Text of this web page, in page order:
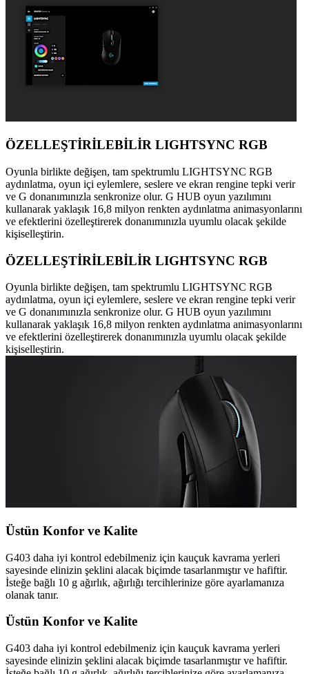
ÖZELLEŞTİRİLEBİLİR LIGHTSYNC RGB
Oyunla birlikte değişen, tam spektrumlu LIGHTSYNC RGB
aydınlatma, oyun içi eylemlere, seslere ve ekran rengine tepki verir
ve G donanımınızla senkronize olur. G HUB oyun yazılımını
kullanarak yaklaşık 16,8 milyon renkten aydınlatma animasyonlarını
ve efektlerini özelleştirerek donanımınızla uyumlu olacak şekilde
kişiselleştirin.
ÖZELLEŞTİRİLEBİLİR LIGHTSYNC RGB
Oyunla birlikte değişen, tam spektrumlu LIGHTSYNC RGB
aydınlatma, oyun içi eylemlere, seslere ve ekran rengine tepki verir
ve G donanımınızla senkronize olur. G HUB oyun yazılımını
kullanarak yaklaşık 16,8 milyon renkten aydınlatma animasyonlarını
ve efektlerini özelleştirerek donanımınızla uyumlu olacak şekilde
kişiselleştirin.
Üstün Konfor ve Kalite
G403 daha iyi kontrol edebilmeniz için kauçuk kavrama yerleri
sayesinde elinizin şeklini alacak biçimde tasarlanmıştır ve hafiftir.
İsteğe bağlı 10 g ağırlık, ağırlığı tercihlerinize göre ayarlamanıza
olanak tanır.
Üstün Konfor ve Kalite
G403 daha iyi kontrol edebilmeniz için kauçuk kavrama yerleri
sayesinde elinizin şeklini alacak biçimde tasarlanmıştır ve hafiftir.